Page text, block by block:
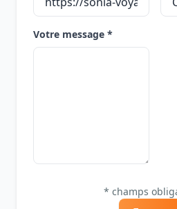
Votre message *
* champs